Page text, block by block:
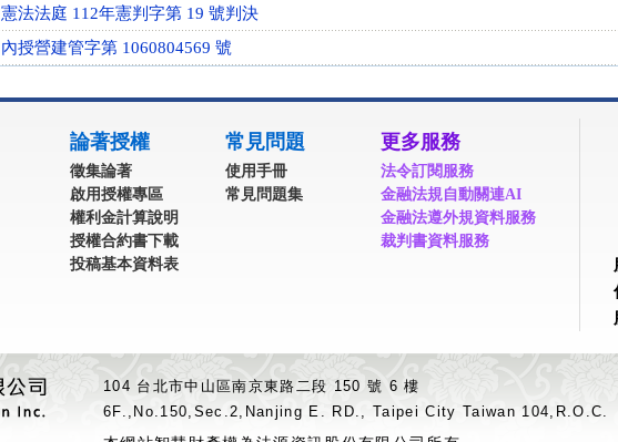
憲法法庭 112年憲判字第 19 號判決
內授營建管字第 1060804569 號
論著授權
徵集論著
啟用授權專區
權利金計算說明
授權合約書下載
投稿基本資料表
常見問題
使用手冊
常見問題集
更多服務
法令訂閱服務
金融法規自動關連AI
金融法遵外規資料服務
裁判書資料服務
104 台北市中山區南京東路二段 150 號 6 樓
6F.,No.150,Sec.2,Nanjing E. RD., Taipei City Taiwan 104,R.O.C.